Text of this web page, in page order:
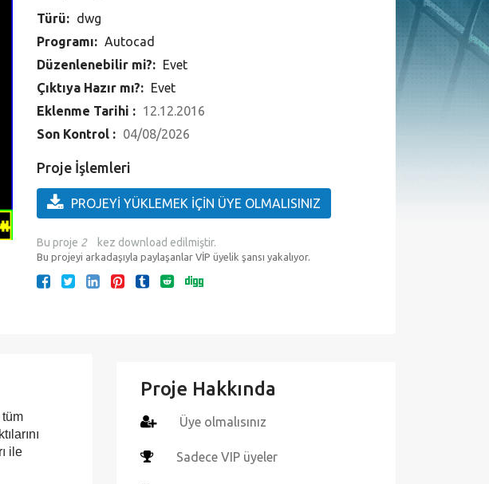
Türü: dwg
Programı: Autocad
Düzenlenebilir mi?: Evet
Çıktıya Hazır mı?: Evet
Eklenme Tarihi : 12.12.2016
Son Kontrol : 04/08/2026
Proje İşlemleri
PROJEYİ YÜKLEMEK İÇİN ÜYE OLMALISINIZ
Bu proje 2 kez download edilmiştir.
Bu projeyi arkadaşıyla paylaşanlar VİP üyelik şansı yakalıyor.
ile
Proje Hakkında
Üye olmalısınız
Sadece VIP üyeler